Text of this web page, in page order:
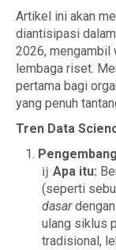
Artikel ini akan
diantisipasi
2026, mengambil
lembaga riset.
pertama bagi
yang penuh
Tren Data
Apa itu:
(seperti
dasar
ulang siklus
tradisional,